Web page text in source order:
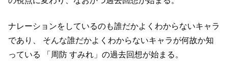
ナレーションをしているのも誰だかよくわからないキャラ
であり、
そんな誰だかよくわからないキャラが何故か知
っている
「周防 すみれ」の過去回想が始まる。